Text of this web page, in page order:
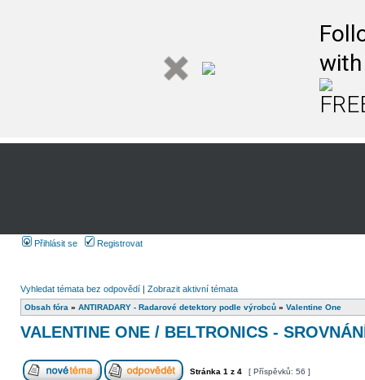
Přihlásit se Registrovat
Vyhledat témata bez odpovědí | Zobrazit aktivní témata
Obsah fóra » ANTIRADARY - Radarové detektory podle výrobců » Valentine One
VALENTINE ONE / BELTRONICS -
Stránka 1 z 4 [ Příspěvků: 56 ]